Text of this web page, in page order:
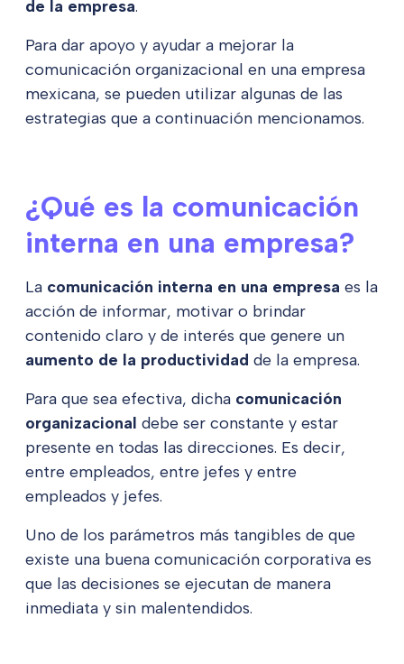
de la empresa.
Para dar apoyo y ayudar a mejorar la
comunicación organizacional en una empresa
mexicana, se pueden utilizar algunas de las
estrategias que a continuación mencionamos.
¿Qué es la comunicación
interna en una empresa?
La comunicación interna en una empresa es la
acción de informar, motivar o brindar
contenido claro y de interés que genere un
aumento de la productividad de la empresa.
Para que sea efectiva, dicha comunicación
organizacional debe ser constante y estar
presente en todas las direcciones. Es decir,
entre empleados, entre jefes y entre
empleados y jefes.
Uno de los parámetros más tangibles de que
existe una buena comunicación corporativa es
que las decisiones se ejecutan de manera
inmediata y sin malentendidos.